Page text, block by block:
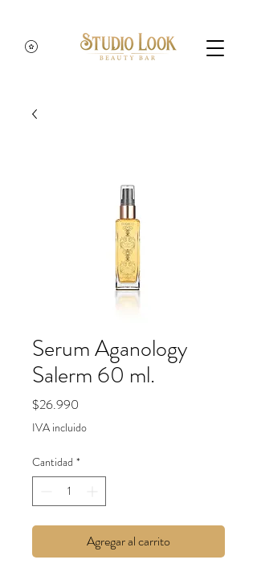
Serum Aganology
Salerm 60 ml.
$26.990
IVA incluido
Cantidad *
Agregar al carrito